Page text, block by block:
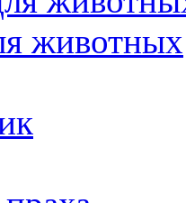
животных